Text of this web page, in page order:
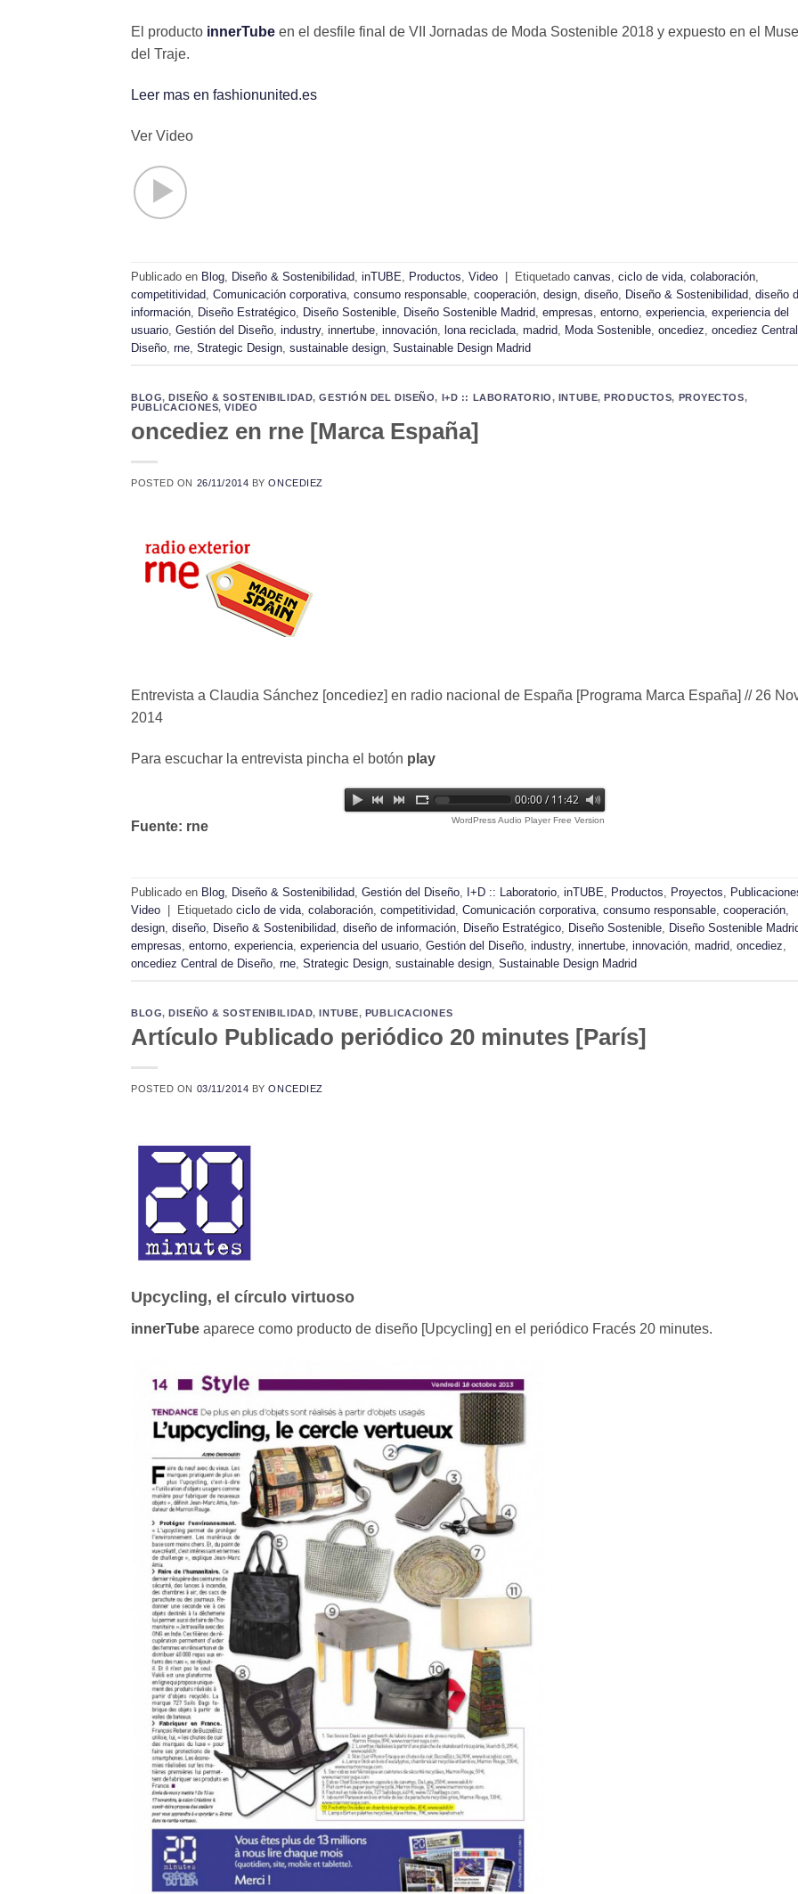
El producto innerTube en el desfile final de VII Jornadas de Moda Sostenible 2018 y expuesto en el
del Traje.
Leer mas en fashionunited.es
Ver Video
Publicado en Blog, Diseño & Sostenibilidad, inTUBE, Productos, Video Etiquetado canvas, ciclo de vida, colaboración,
competitividad, Comunicación corporativa, consumo responsable, cooperación, design, diseño, Diseño & Sostenibilidad, diseño
información, Diseño Estratégico, Diseño Sostenible, Diseño Sostenible Madrid, empresas, entorno, experiencia, experiencia del
usuario, Gestión del Diseño, industry, innertube, innovación, lona reciclada, madrid, Moda Sostenible, oncediez, oncediez
Diseño, rne, Strategic Design, sustainable design, Sustainable Design Madrid
BLOG,DISEÑO & SOSTENIBILIDAD,GESTIÓN DEL DISEÑO, I+D :: LABORATORIO, INTUBE,PRODUCTOS, PROYECTOS,
PUBLICACIONES,VIDEO
oncediez en rne [Marca España]
POSTED ON 26/11/2014 BYONCEDIEZ
Entrevista a Claudia Sánchez [oncediez] en radio nacional de España [Programa Marca España] // 26
2014
Para escuchar la entrevista pincha el botón play
00:00 / 11:42
WordPress Audio Player Free Version
Fuente: rne
Publicado en Blog, Diseño & Sostenibilidad, Gestión del Diseño, I+D :: Laboratorio, inTUBE, Productos, Proyectos,
Video
Etiquetado ciclo de vida, colaboración, competitividad, Comunicación corporativa, consumo responsable, cooperación,
design, diseño, Diseño & Sostenibilidad, diseño de información, Diseño Estratégico, Diseño Sostenible, Diseño Sostenible
empresas, entorno, experiencia, experiencia del usuario, Gestión del Diseño, industry, innertube, innovación, madrid, oncediez,
oncediez Central de Diseño, rne, Strategic Design, sustainable design, Sustainable Design Madrid
BLOG,DISEÑO & SOSTENIBILIDAD,INTUBE, PUBLICACIONES
Artículo Publicado periódico 20 minutes [París]
POSTED ON 03/11/2014 BYONCEDIEZ
Upcycling, el círculo virtuoso
innerTube aparece como producto de diseño [Upcycling] en el periódico Fracés 20 minutes.